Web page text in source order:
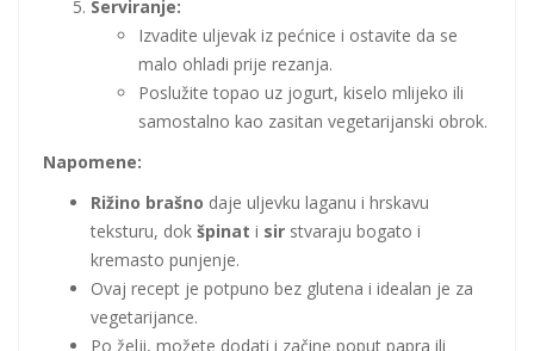
Serviranje:
Izvadite uljevak iz pećnice i ostavite da se
malo ohladi prije rezanja.
Poslužite topao uz jogurt, kiselo mlijeko ili
samostalno kao zasitan vegetarijanski obrok.
Napomene:
Rižino brašno daje uljevku laganu i hrskavu
teksturu, dok špinat i sir stvaraju bogato i
kremasto punjenje.
Ovaj recept je potpuno bez glutena i idealan je za
vegetarijance.
Po želji, možete dodati i začine poput papra ili